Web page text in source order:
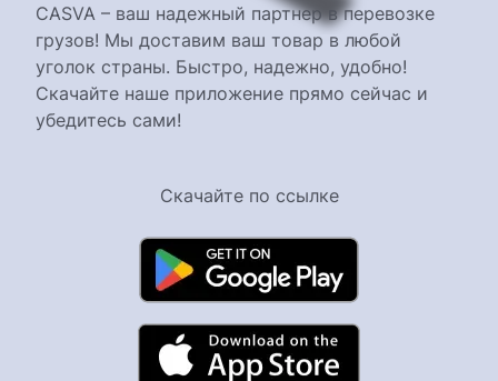
CASVA – ваш надежный партнер в перевозке
грузов! Мы доставим ваш товар в любой
уголок страны. Быстро, надежно, удобно!
Скачайте наше приложение прямо сейчас и
убедитесь сами!
Скачайте по ссылке